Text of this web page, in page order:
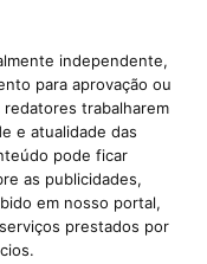
independente,
para aprovação ou
trabalharem
e atualidade das
pode ficar
as publicidades,
em nosso portal,
prestados por